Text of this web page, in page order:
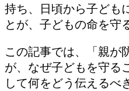
持ち、日頃から子ども
とが、子どもの命を守
この記事では、「親が
が、なぜ子どもを守る
して何をどう伝えるべ